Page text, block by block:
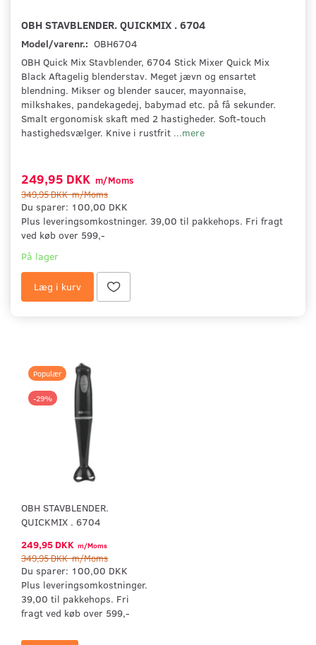
OBH STAVBLENDER. QUICKMIX . 6704
Model/varenr.: OBH6704
OBH Quick Mix Stavblender, 6704 Stick Mixer Quick Mix
Black Af­tagelig blenderstav. Meget jævn og ensartet
blendning. Mikser og blender saucer, mayonnaise,
milkshakes, pandekagedej, babymad etc. på få sekunder.
Smalt ergonomisk skaft med 2 hastigheder. Soft-touch
hastighedsvælger. Knive i rustfrit ...mere
249,95 DKK m/Moms
349,95 DKKm/Moms
Du sparer: 100,00 DKK
Plus leveringsomkostninger. 39,00 til pakkehops. Fri fragt
ved køb over 599,-
På lager
Læg i kurv
Populær
-29%
OBH STAVBLENDER.
QUICKMIX . 6704
249,95 DKK m/Moms
349,95 DKKm/Moms
Du sparer: 100,00 DKK
Plus leveringsomkostninger.
39,00 til pakkehops. Fri
fragt ved køb over 599,-